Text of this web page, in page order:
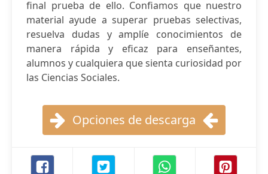
final prueba de ello. Confiamos que nuestro
material ayude a superar pruebas selectivas,
resuelva dudas y amplíe conocimientos de
manera rápida y eficaz para enseñantes,
alumnos y cualquiera que sienta curiosidad por
las Ciencias Sociales.
Opciones de descarga